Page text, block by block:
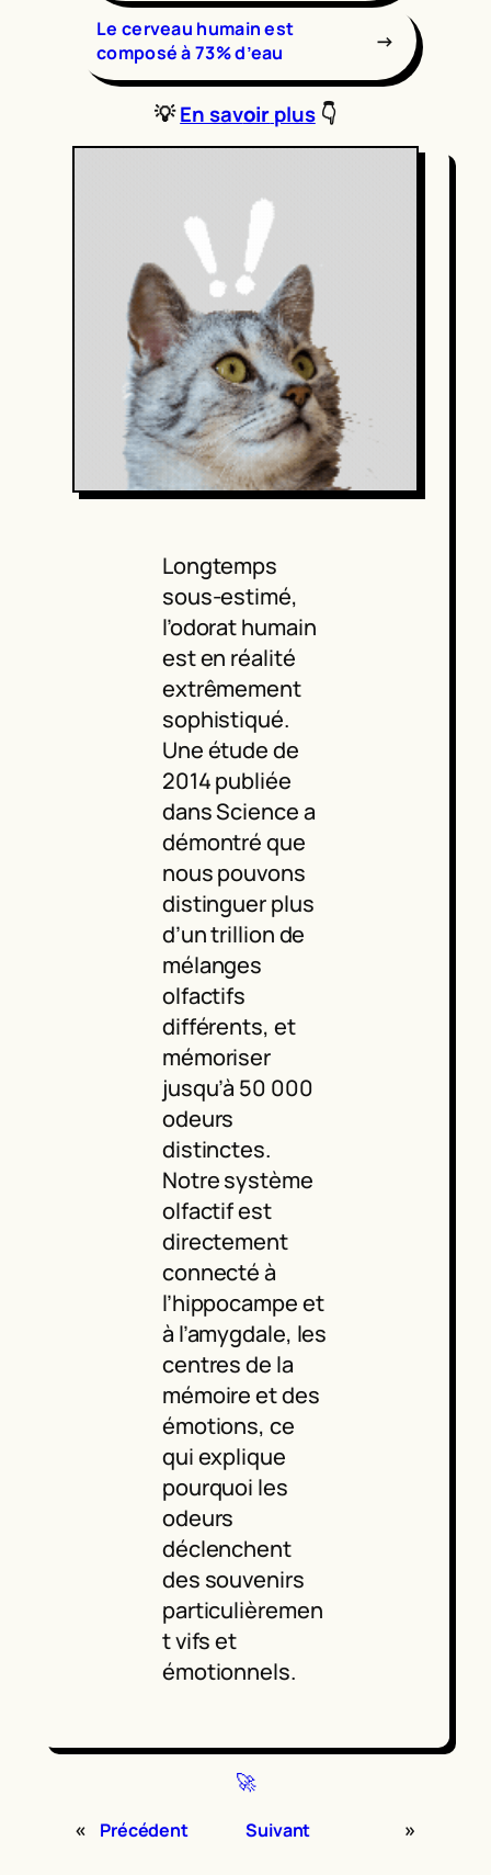
Le cerveau humain est
composé à 73% d’eau
→
💡En savoirplus👇
Longtemps
sous-estimé,
l’odorat humain
est en réalité
extrêmement
sophistiqué.
Une étude de
2014 publiée
dans Science a
démontré que
nous pouvons
distinguer plus
d’un trillion de
mélanges
olfactifs
différents, et
mémoriser
jusqu’à 50 000
odeurs
distinctes.
Notre système
olfactif est
directement
connecté à
l’hippocampe et
à l’amygdale, les
centres de la
mémoire et des
émotions, ce
qui explique
pourquoi les
odeurs
déclenchent
des souvenirs
particulièremen
t vifs et
émotionnels.
🚀
« Précédent Suivant »